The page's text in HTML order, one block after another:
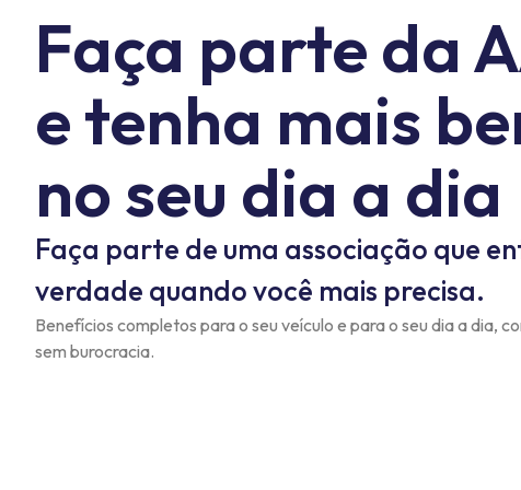
Faça parte da
e tenha mais
no seu dia a dia
Faça parte de uma associação que
verdade quando você mais precisa.
Benefícios completos para o seu veículo e para o seu dia a dia,
sem burocracia.